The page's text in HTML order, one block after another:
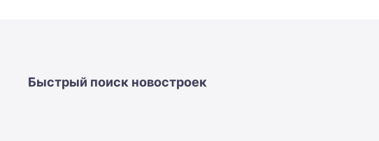
Быстрый поиск новостроек